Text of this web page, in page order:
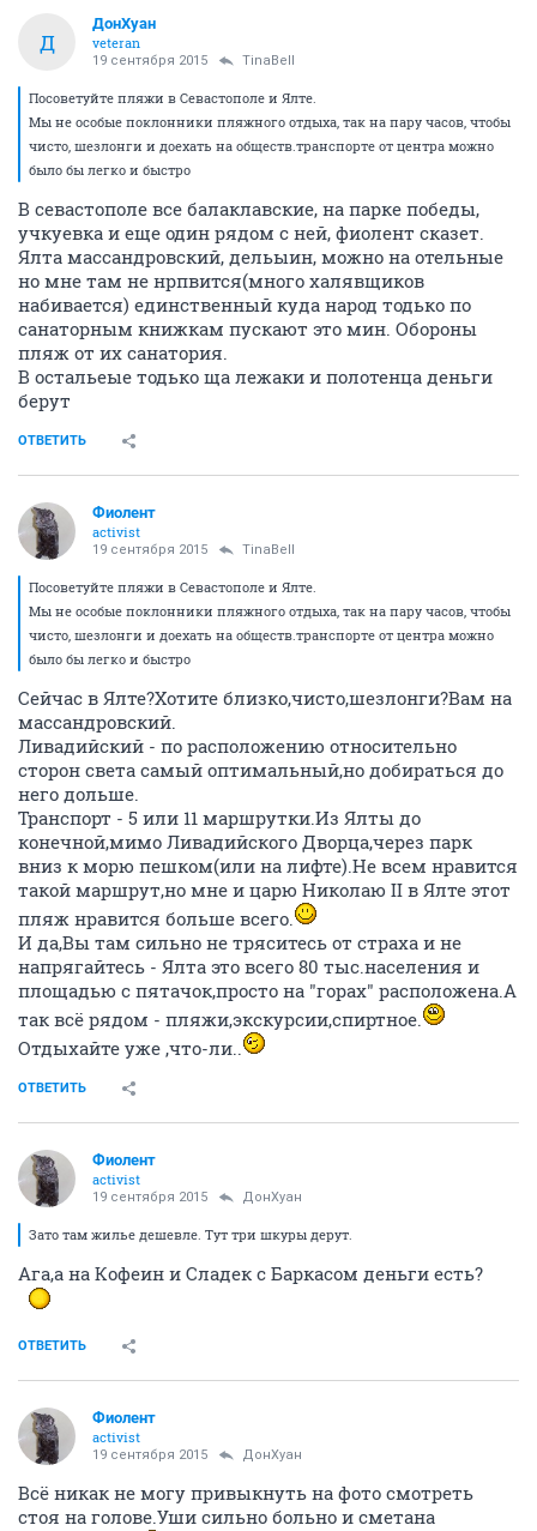
Д
ДонХуан
veteran
19 сентября 2015 TinaBell
Посоветуйте пляжи в Севастополе и Ялте.
Мы не особые поклонники пляжного отдыха, так на пару часов, чтобы
чисто, шезлонги и доехать на обществ.транспорте от центра можно
было бы легко и быстро
В севастополе все балаклавские, на парке победы,
учкуевка и еще один рядом с ней, фиолент сказет.
Ялта массандровский, дельыин, можно на отельные
но мне там не нрпвится(много халявщиков
набивается) единственный куда народ тодько по
санаторным книжкам пускают это мин. Обороны
пляж от их санатория.
В остальеые тодько ща лежаки и полотенца деньги
берут
ОТВЕТИТЬ
Фиолент
activist
19 сентября 2015 TinaBell
Посоветуйте пляжи в Севастополе и Ялте.
Мы не особые поклонники пляжного отдыха, так на пару часов, чтобы
чисто, шезлонги и доехать на обществ.транспорте от центра можно
было бы легко и быстро
Сейчас в Ялте?Хотите близко,чисто,шезлонги?Вам на
массандровский.
Ливадийский - по расположению относительно
сторон света самый оптимальный,но добираться до
него дольше.
Транспорт - 5 или 11 маршрутки.Из Ялты до
конечной,мимо Ливадийского Дворца,через парк
вниз к морю пешком(или на лифте).Не всем нравится
такой маршрут,но мне и царю Николаю II в Ялте этот
пляж нравится больше всего.
И да,Вы там сильно не тряситесь от страха и не
напрягайтесь - Ялта это всего 80 тыс.населения и
площадью с пятачок,просто на "горах" расположена.А
так всё рядом - пляжи,экскурсии,спиртное.
Отдыхайте уже ,что-ли..
ОТВЕТИТЬ
Фиолент
activist
19 сентября 2015 ДонХуан
Зато там жилье дешевле. Тут три шкуры дерут.
Ага,а на Кофеин и Сладек с Баркасом деньги есть?
ОТВЕТИТЬ
Фиолент
activist
19 сентября 2015 ДонХуан
Всё никак не могу привыкнуть на фото смотреть
стоя на голове.Уши сильно больно и сметана